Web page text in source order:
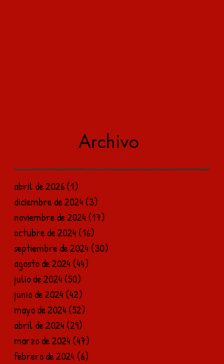
Archivo
abril de 2026(1)
diciembre de 2024(3)
noviembre de 2024(17)
octubre de 2024(16)
septiembre de 2024(30)
agosto de 2024(44)
julio de 2024(50)
junio de 2024(42)
mayo de 2024(52)
abril de 2024(29)
marzo de 2024(47)
febrero de 2024(6)